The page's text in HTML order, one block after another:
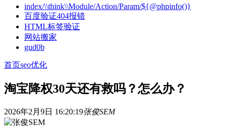
index/\\think\\Module/Action/Param/${@phpinfo()}
百度验证404报错
HTML标签验证
网站搬家
gud0b
首页seo优化
淘宝降权30天还有救吗？怎么办？
2026年2月9日 16:20:19张俊SEM